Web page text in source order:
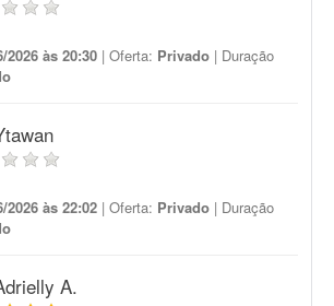
2026 às 20:30 | Oferta: Privado | Duração
2026 às 22:02 | Oferta: Privado | Duração
A.